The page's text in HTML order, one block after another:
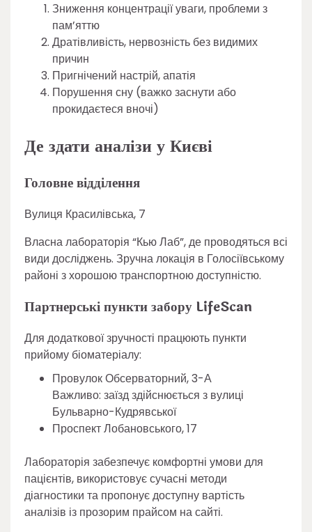
Зниження концентрації уваги, проблеми з
пам’яттю
Дратівливість, нервозність без видимих
причин
Пригнічений настрій, апатія
Порушення сну (важко заснути або
прокидаєтеся вночі)
Де здати аналізи у Києві
Головне відділення
Вулиця Красилівська, 7
Власна лабораторія “Кью Лаб”, де проводяться всі
види досліджень. Зручна локація в Голосіївському
районі з хорошою транспортною доступністю.
Партнерські пункти забору LifeScan
Для додаткової зручності працюють пункти
прийому біоматеріалу:
Провулок Обсерваторний, 3-А
Важливо: заїзд здійснюється з вулиці
Бульварно-Кудрявської
Проспект Лобановського, 17
Лабораторія забезпечує комфортні умови для
пацієнтів, використовує сучасні методи
діагностики та пропонує доступну вартість
аналізів із прозорим прайсом на сайті.